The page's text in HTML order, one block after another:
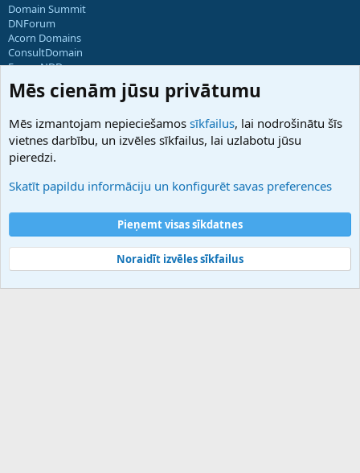
Domain Summit
DNForum
Acorn Domains
ConsultDomain
ForumNDD
Domainforum.ro
27.be
Hostmaria
Atbalsts
Palīdzība
Noteikumi un nosacījumi
Privātuma politika
Community platform by XenForo® © 2010-2025 XenForo Ltd.
Mēs cienām jūsu privātumu
Mēs izmantojam nepieciešamos sīkfailus, lai nodrošinātu šīs
vietnes darbību, un izvēles sīkfailus, lai uzlabotu jūsu
pieredzi.
Skatīt papildu informāciju un konfigurēt savas preferences
Pieņemt visas sīkdatnes
Noraidīt izvēles sīkfailus